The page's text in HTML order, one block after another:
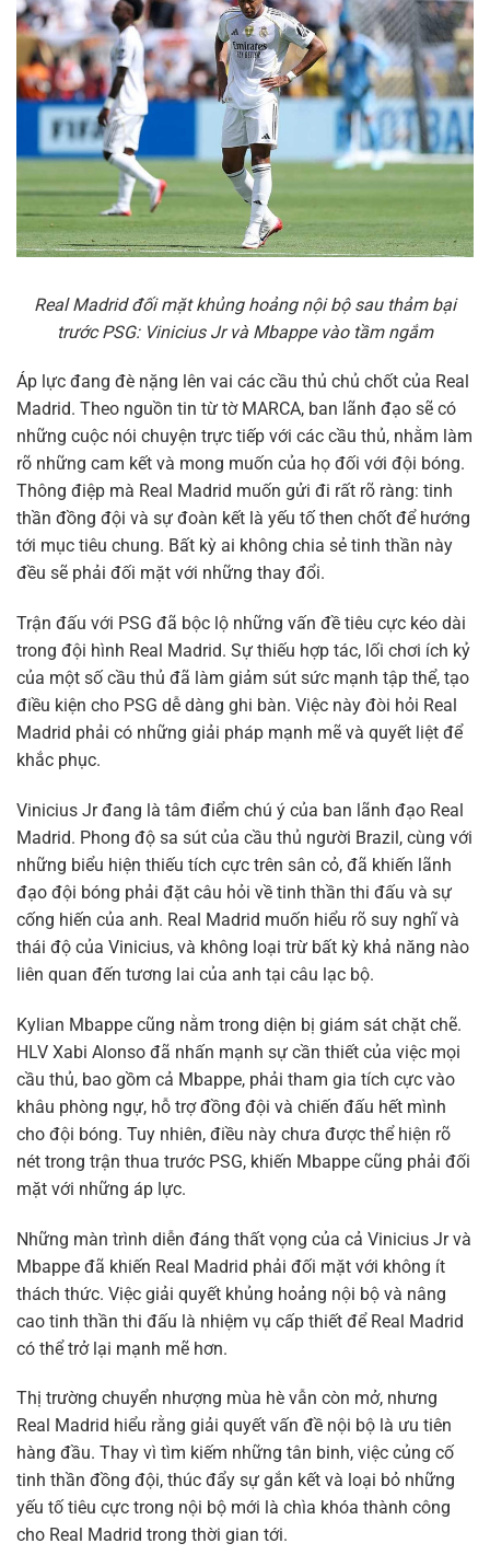
Real Madrid đối mặt khủng hoảng nội bộ sau thảm bại
trước PSG: Vinicius Jr và Mbappe vào tầm ngắm
Áp lực đang đè nặng lên vai các cầu thủ chủ chốt của Real
Madrid. Theo nguồn tin từ tờ MARCA, ban lãnh đạo sẽ có
những cuộc nói chuyện trực tiếp với các cầu thủ, nhằm làm
rõ những cam kết và mong muốn của họ đối với đội bóng.
Thông điệp mà Real Madrid muốn gửi đi rất rõ ràng: tinh
thần đồng đội và sự đoàn kết là yếu tố then chốt để hướng
tới mục tiêu chung. Bất kỳ ai không chia sẻ tinh thần này
đều sẽ phải đối mặt với những thay đổi.
Trận đấu với PSG đã bộc lộ những vấn đề tiêu cực kéo dài
trong đội hình Real Madrid. Sự thiếu hợp tác, lối chơi ích kỷ
của một số cầu thủ đã làm giảm sút sức mạnh tập thể, tạo
điều kiện cho PSG dễ dàng ghi bàn. Việc này đòi hỏi Real
Madrid phải có những giải pháp mạnh mẽ và quyết liệt để
khắc phục.
Vinicius Jr đang là tâm điểm chú ý của ban lãnh đạo Real
Madrid. Phong độ sa sút của cầu thủ người Brazil, cùng với
những biểu hiện thiếu tích cực trên sân cỏ, đã khiến lãnh
đạo đội bóng phải đặt câu hỏi về tinh thần thi đấu và sự
cống hiến của anh. Real Madrid muốn hiểu rõ suy nghĩ và
thái độ của Vinicius, và không loại trừ bất kỳ khả năng nào
liên quan đến tương lai của anh tại câu lạc bộ.
Kylian Mbappe cũng nằm trong diện bị giám sát chặt chẽ.
HLV Xabi Alonso đã nhấn mạnh sự cần thiết của việc mọi
cầu thủ, bao gồm cả Mbappe, phải tham gia tích cực vào
khâu phòng ngự, hỗ trợ đồng đội và chiến đấu hết mình
cho đội bóng. Tuy nhiên, điều này chưa được thể hiện rõ
nét trong trận thua trước PSG, khiến Mbappe cũng phải đối
mặt với những áp lực.
Những màn trình diễn đáng thất vọng của cả Vinicius Jr và
Mbappe đã khiến Real Madrid phải đối mặt với không ít
thách thức. Việc giải quyết khủng hoảng nội bộ và nâng
cao tinh thần thi đấu là nhiệm vụ cấp thiết để Real Madrid
có thể trở lại mạnh mẽ hơn.
Thị trường chuyển nhượng mùa hè vẫn còn mở, nhưng
Real Madrid hiểu rằng giải quyết vấn đề nội bộ là ưu tiên
hàng đầu. Thay vì tìm kiếm những tân binh, việc củng cố
tinh thần đồng đội, thúc đẩy sự gắn kết và loại bỏ những
yếu tố tiêu cực trong nội bộ mới là chìa khóa thành công
cho Real Madrid trong thời gian tới.